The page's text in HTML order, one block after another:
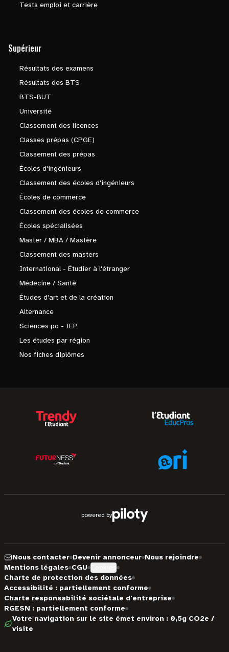
Tests emploi et carrière
Supérieur
Résultats des examens
Résultats des BTS
BTS-BUT
Université
Classement des licences
Classes prépas (CPGE)
Classement des prépas
Écoles d'ingénieurs
Classement des écoles d'ingénieurs
Écoles de commerce
Classement des écoles de commerce
Écoles spécialisées
Master / MBA / Mastère
Classement des masters
International - Étudier à l'étranger
Médecine / Santé
Études d'art et de la création
Alternance
Sciences po - IEP
Les études par région
Nos fiches diplômes
powered by
Nous contacter Devenir annonceur Nous rejoindre
Mentions légales CGU
Charte de protection des données
Accessibilité : partiellement conforme
Charte responsabilité sociétale d'entreprise
RGESN : partiellement conforme
Votre navigation sur le site émet environ : 0,5g CO2e /
visite